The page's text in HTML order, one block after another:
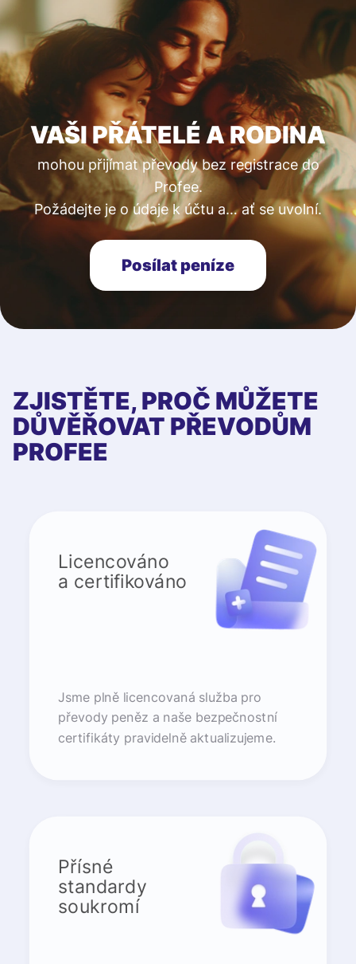
VAŠI PŘÁTELÉ A RODINA
mohou přijímat převody bez registrace do
Profee.
Požádejte je o údaje k účtu a… ať se uvolní.
Posílat peníze
ZJISTĚTE, PROČ MŮŽETE
DŮVĚŘOVAT PŘEVODŮM
PROFEE
Licencováno
a certifikováno
Jsme plně licencovaná služba pro
převody peněz a naše bezpečnostní
certifikáty pravidelně aktualizujeme.
Přísné
standardy
soukromí